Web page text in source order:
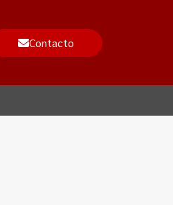
Contacto